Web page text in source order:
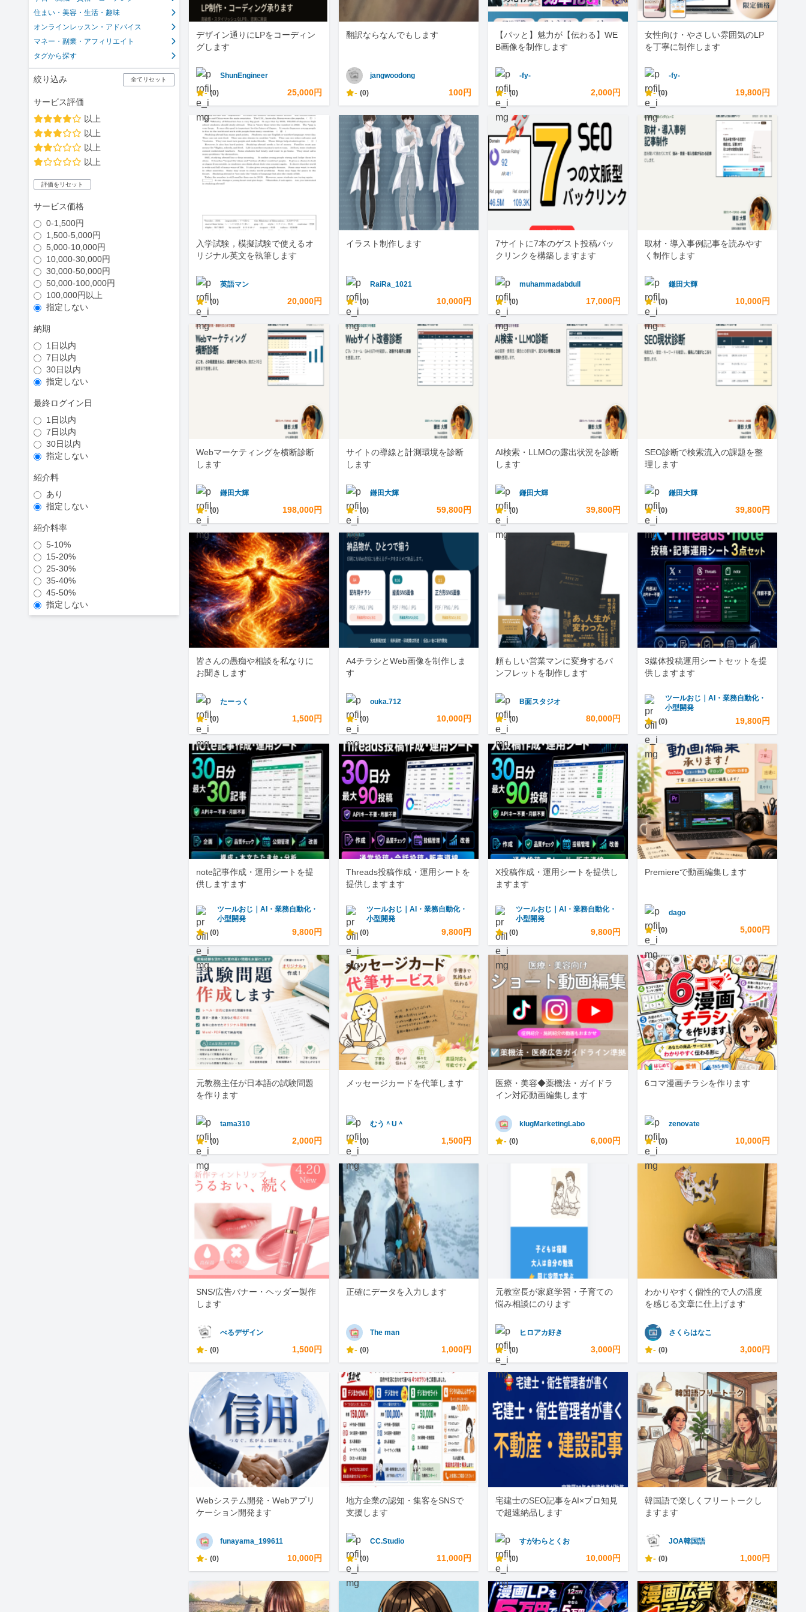
住まい・美容・生活・趣味
オンラインレッスン・アドバイス
マネー・副業・アフィリエイト
タグから探す
絞り込み 全てリセット
サービス評価
以上
以上
以上
以上
評価をリセット
サービス価格
0-1,500円
1,500-5,000円
5,000-10,000円
10,000-30,000円
30,000-50,000円
50,000-100,000円
100,000円以上
指定しない
納期
1日以内
7日以内
30日以内
指定しない
最終ログイン日
1日以内
7日以内
30日以内
指定しない
紹介料
あり
指定しない
紹介料率
5-10%
15-20%
25-30%
35-40%
45-50%
指定しない
デザイン通りにLPをコーディン
グします
ShunEngineer
- (0) 25,000円
翻訳ならなんでもします
jangwoodong
- (0) 100円
【パッと】魅力が【伝わる】WE
B画像を制作します
-fy-
- (0) 2,000円
女性向け・やさしい雰囲気のLP
を丁寧に制作します
-fy-
- (0) 19,800円
入学試験，模擬試験で使えるオ
リジナル英文を執筆します
英語マン
- (0) 20,000円
イラスト制作します
RaiRa_1021
- (0) 10,000円
7サイトに7本のゲスト投稿バッ
クリンクを構築しますます
muhammadabdull
- (0) 17,000円
取材・導入事例記事を読みやす
く制作します
鎌田大輝
- (0) 10,000円
Webマーケティングを横断診断
します
鎌田大輝
- (0) 198,000円
サイトの導線と計測環境を診断
します
鎌田大輝
- (0) 59,800円
AI検索・LLMOの露出状況を診断
します
鎌田大輝
- (0) 39,800円
SEO診断で検索流入の課題を整
理します
鎌田大輝
- (0) 39,800円
皆さんの愚痴や相談を私なりに
お聞きします
たーっく
- (0) 1,500円
A4チラシとWeb画像を制作しま
す
ouka.712
- (0) 10,000円
頼もしい営業マンに変身するパ
ンフレットを制作します
B面スタジオ
- (0) 80,000円
3媒体投稿運用シートセットを提
供しますます
ツールおじ｜AI・業務自動化・
小型開発
- (0) 19,800円
note記事作成・運用シートを提
供しますます
ツールおじ｜AI・業務自動化・
小型開発
- (0) 9,800円
Threads投稿作成・運用シートを
提供しますます
ツールおじ｜AI・業務自動化・
小型開発
- (0) 9,800円
X投稿作成・運用シートを提供し
ますます
ツールおじ｜AI・業務自動化・
小型開発
- (0) 9,800円
Premiereで動画編集します
dago
- (0) 5,000円
元教務主任が日本語の試験問題
を作ります
tama310
- (0) 2,000円
メッセージカードを代筆します
むう＾U＾
- (0) 1,500円
医療・美容◆薬機法・ガイドラ
イン対応動画編集します
klugMarketingLabo
- (0) 6,000円
6コマ漫画チラシを作ります
zenovate
- (0) 10,000円
SNS/広告バナー・ヘッダー製作
します
べるデザイン
- (0) 1,500円
正確にデータを入力します
The man
- (0) 1,000円
元教室長が家庭学習・子育ての
悩み相談にのります
ヒロアカ好き
- (0) 3,000円
わかりやすく個性的で人の温度
を感じる文章に仕上げます
さくらはなこ
- (0) 3,000円
Webシステム開発・Webアプリ
ケーション開発ます
funayama_199611
- (0) 10,000円
地方企業の認知・集客をSNSで
支援します
CC.Studio
- (0) 11,000円
宅建士のSEO記事をAI×プロ知見
で超速納品します
すがわらとくお
- (0) 10,000円
韓国語で楽しくフリートークし
ますます
JOA韓国語
- (0) 1,000円